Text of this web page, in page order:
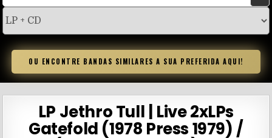
tipo
OU ENCONTRE BANDAS SIMILARES A SUA PREFERIDA AQUI!
LP Jethro Tull | Live 2xLPs
Gatefold (1978 Press 1979) /